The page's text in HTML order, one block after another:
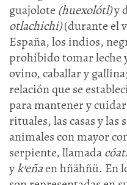
guajolote (huexolótl)y
otlachichi)(durante el
España, los indios,
prohibido tomar leche
ovino, caballar y
relación que se
para mantener y
rituales, las casas y las
animales con mayor
serpiente, llamada
yk’eñaen hñähñü. En